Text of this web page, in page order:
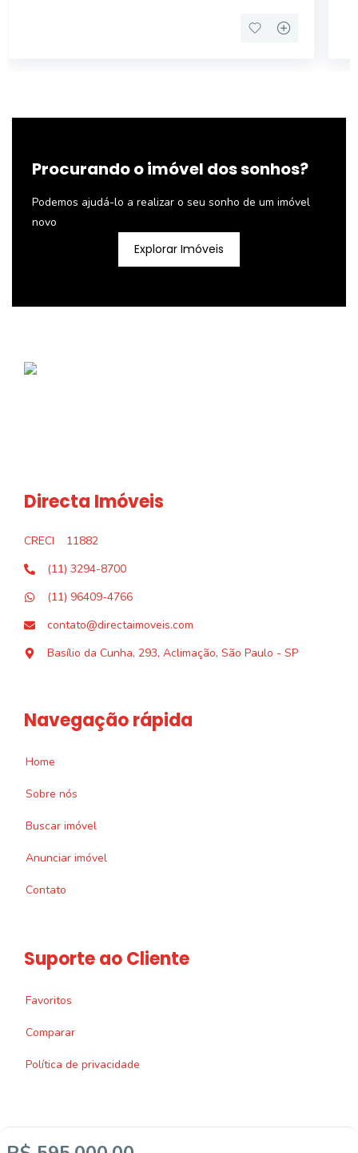
Procurando o imóvel dos sonhos?
Podemos ajudá-lo a realizar o seu sonho de um imóvel
novo
Explorar Imóveis
Directa Imóveis
CRECI
11882
(11) 3294-8700
(11) 96409-4766
contato@directaimoveis.com
Basílio da Cunha, 293, Aclimação, São Paulo - SP
Navegação rápida
Home
Sobre nós
Buscar imóvel
Anunciar imóvel
Contato
Suporte ao Cliente
Favoritos
Comparar
Política de privacidade